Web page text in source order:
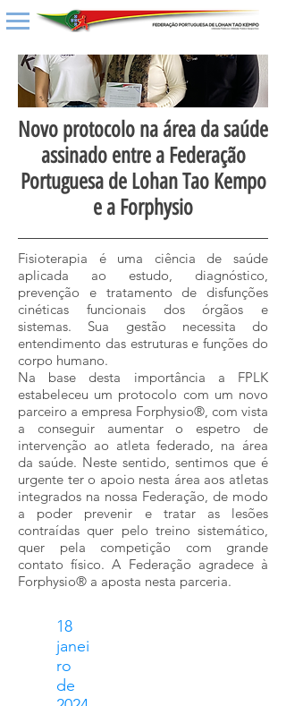
Novo protocolo na área da saúde
assinado entre a Federação
Portuguesa de Lohan Tao Kempo
e a Forphysio
Fisioterapia é uma ciência de saúde
aplicada ao estudo, diagnóstico,
prevenção e tratamento de disfunções
cinéticas funcionais dos órgãos e
sistemas. Sua gestão necessita do
entendimento das estruturas e funções do
corpo humano.
Na base desta importância a FPLK
estabeleceu um protocolo com um novo
parceiro a empresa Forphysio®, com vista
a conseguir aumentar o espetro de
intervenção ao atleta federado, na área
da saúde. Neste sentido, sentimos que é
urgente ter o apoio nesta área aos atletas
integrados na nossa Federação, de modo
a poder prevenir e tratar as lesões
contraídas quer pelo treino sistemático,
quer pela competição com grande
contato físico. A Federação agradece à
Forphysio® a aposta nesta parceria.
18
janei
ro
de